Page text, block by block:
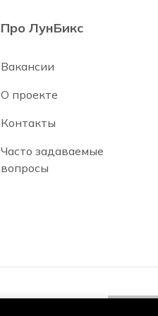
Про ЛунБикс
Вакансии
О проекте
Контакты
Часто задаваемые
вопросы